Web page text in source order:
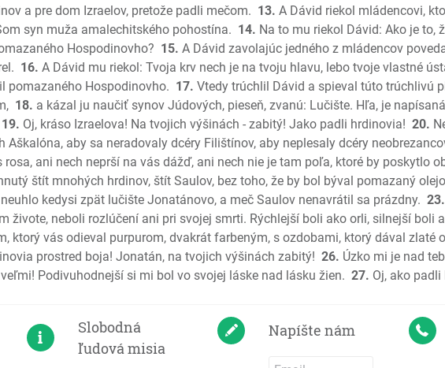
Izaiáš
Jeremiáš
Plač Jeremiášov
Ezechiel
Daniel
Ozeáš
Joel
Amos
Obadiáš
Jonáš
Micheáš
Nahum
Abakuk
Zachariáš
a pre dom Izraelov, pretože padli mečom. 13. A Dávid riekol mládencovi,
syn muža amalechitského pohostína. 14. Na to mu riekol Dávid: Ako je to,
Hospodinovho? 15. A Dávid zavolajúc jedného z mládencov
16. A Dávid mu riekol: Tvoja krv nech je na tvoju hlavu, lebo tvoje vlastné
pomazaného Hospodinovho. 17. Vtedy trúchlil Dávid a spieval túto trúchlivú
18. a kázal ju naučiť synov Júdových, pieseň, zvanú: Lučište. Hľa, je
19. Oj, kráso Izraelova! Na tvojich výšinách - zabitý! Jako padli hrdinovia! 20.
Aškalóna, aby sa neradovaly dcéry Filištínov, aby neplesaly dcéry
rosa, ani nech neprší na vás dážď, ani nech nie je tam poľa, ktoré by poskytlo
štít mnohých hrdinov, štít Saulov, bez toho, že by bol býval pomazaný
kedysi zpät lučište Jonatánovo, a meč Saulov nenavrátil sa prázdny. 23.
živote, neboli rozlúčení ani pri svojej smrti. Rýchlejší boli ako orli, silnejší boli
ktorý vás odieval purpurom, dvakrát farbeným, s ozdobami, ktorý dával zlaté
prostred boja! Jonatán, na tvojich výšinách zabitý! 26. Úzko mi je nad
Podivuhodnejší si mi bol vo svojej láske nad lásku žien. 27. Oj, ako
Slobodná
ľudová misia
Napíšte nám